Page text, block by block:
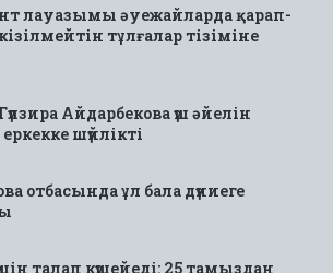
лауазымы әуежайларда қарап-
тұлғалар тізіміне
Айдарбекова үш әйелін
шүйлікті
отбасында ұл бала дүниеге
талап күшейеді: 25 тамыздан